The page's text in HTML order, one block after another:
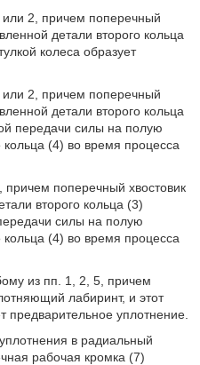
или 2, причем поперечный
детали второго кольца
колеса образует
или 2, причем поперечный
детали второго кольца
передачи силы на полую
(4) во время процесса
поперечный хвостовик
второго кольца (3)
силы на полую
(4) во время процесса
из пп. 1, 2, 5, причем
лабиринт, и этот
уплотнение.
в радиальный
рабочая кромка (7)